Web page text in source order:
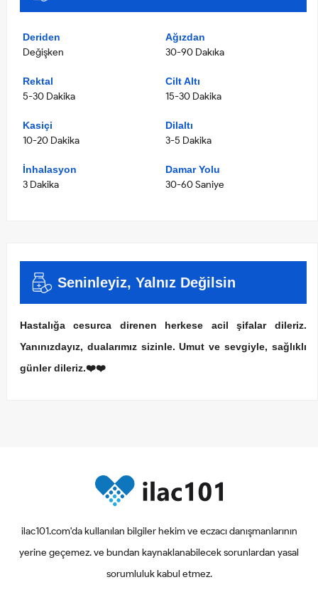
Deriden
Değişken
Ağızdan
30-90 Dakıka
Rektal
5-30 Dakika
Cilt Altı
15-30 Dakika
Kasiçi
10-20 Dakika
Dilaltı
3-5 Dakika
İnhalasyon
3 Dakika
Damar Yolu
30-60 Saniye
Seninleyiz, Yalnız Değilsin
Hastalığa cesurca direnen herkese acil şifalar dileriz.
Yanınızdayız, dualarımız sizinle. Umut ve sevgiyle, sağlıklı
günler dileriz.❤️❤️
ilac101.com'da kullanılan bilgiler hekim ve eczacı danışmanlarının
yerine geçemez. ve bundan kaynaklanabilecek sorunlardan yasal
sorumluluk kabul etmez.